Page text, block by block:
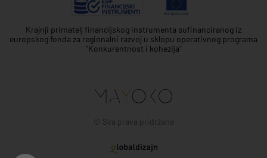
Krajnji primatelj financijskog instrumenta sufinanciranog iz
europskog fonda za regionalni razvoj u sklopu operativnog programa
"Konkurentnost i kohezija"
© Sva prava pridržana